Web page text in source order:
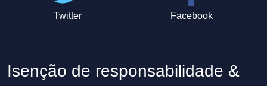
Twitter Facebook
Isenção de responsabilidade &